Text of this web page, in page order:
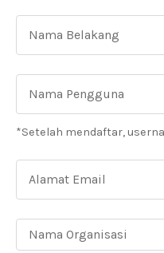
*Setelah mendaftar,